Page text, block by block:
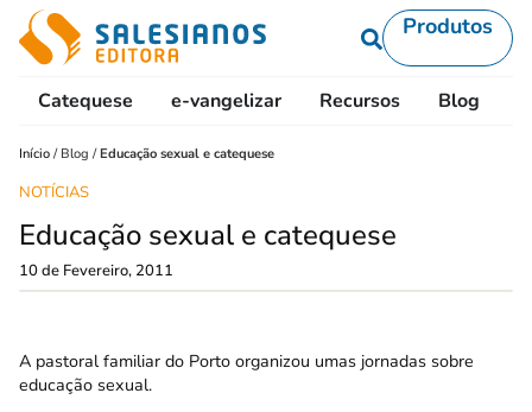
Produtos
Catequese e-vangelizar Recursos Blog
Início / Blog /Educação sexual e catequese
NOTÍCIAS
Educação sexual e catequese
10 de Fevereiro, 2011
A pastoral familiar do Porto organizou umas jornadas sobre
educação sexual.